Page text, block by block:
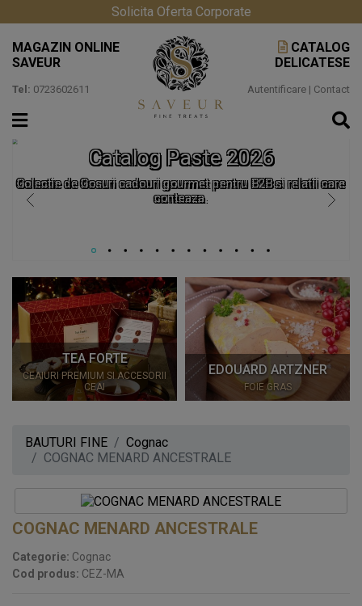
Solicita Oferta Corporate
MAGAZIN ONLINE
SAVEUR
Tel: 0723602611
CATALOG
DELICATESE
Autentificare | Contact
Catalog Paste 2026
Colectie de Cosuri cadouri gourmet pentru B2B si relatii care
conteaza.
TEA FORTE
CEAIURI PREMIUM SI ACCESORII
CEAI
EDOUARD ARTZNER
FOIE GRAS
BAUTURI FINE
Cognac
COGNAC MENARD ANCESTRALE
COGNAC MENARD ANCESTRALE
Categorie: Cognac
Cod produs: CEZ-MA